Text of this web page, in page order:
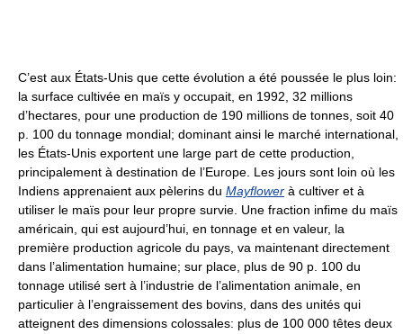
C’est aux États-Unis que cette évolution a été poussée le plus loin:
la surface cultivée en maïs y occupait, en 1992, 32 millions
d’hectares, pour une production de 190 millions de tonnes, soit 40
p. 100 du tonnage mondial; dominant ainsi le marché international,
les États-Unis exportent une large part de cette production,
principalement à destination de l’Europe. Les jours sont loin où les
Indiens apprenaient aux pèlerins du Mayflower à cultiver et à
utiliser le maïs pour leur propre survie. Une fraction infime du maïs
américain, qui est aujourd’hui, en tonnage et en valeur, la
première production agricole du pays, va maintenant directement
dans l’alimentation humaine; sur place, plus de 90 p. 100 du
tonnage utilisé sert à l’industrie de l’alimentation animale, en
particulier à l’engraissement des bovins, dans des unités qui
atteignent des dimensions colossales: plus de 100 000 têtes deux